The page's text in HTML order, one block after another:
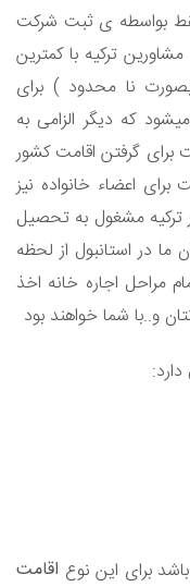
بواسطه ی ثبت شرکت
ترکیه با کمترین
تمدید بصورت نا محدود ) برای
که دیگر الزامی به
گرفتن اقامت کشور
اعضاء خانواده نیز
ترکیه مشغول به تحصیل
در استانبول از لحظه
مراحل اجاره خانه اخذ
و..با شما خواهند بود
:
اقامت